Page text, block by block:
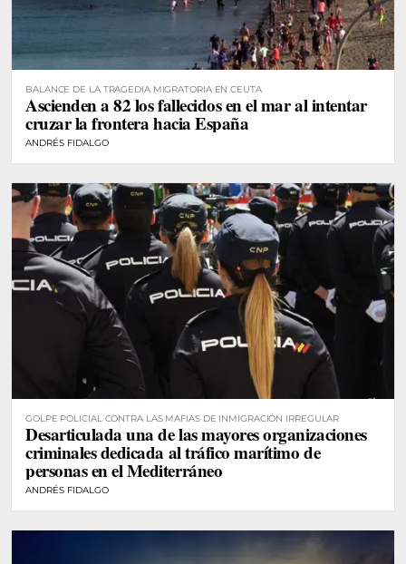
BALANCE DE LA TRAGEDIA MIGRATORIA EN CEUTA
Ascienden a 82 los fallecidos en el mar al intentar
cruzar la frontera hacia España
ANDRÉS FIDALGO
GOLPE POLICIAL CONTRA LAS MAFIAS DE INMIGRACIÓN IRREGULAR
Desarticulada una de las mayores organizaciones
criminales dedicada al tráfico marítimo de
personas en el Mediterráneo
ANDRÉS FIDALGO